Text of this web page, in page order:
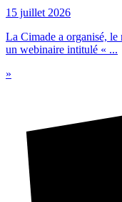
15 juillet 2026
La Cimade a organisé,
un webinaire intitulé « ...
»